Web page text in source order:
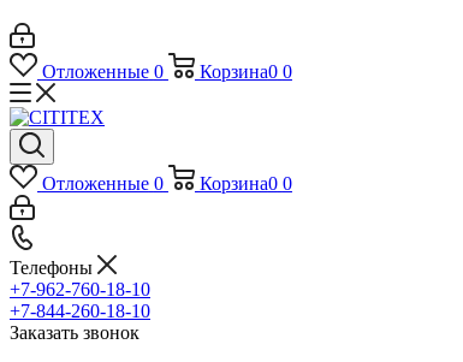
Отложенные 0 Корзина0 0
Отложенные 0 Корзина0 0
Телефоны
+7-962-760-18-10
+7-844-260-18-10
Заказать звонок